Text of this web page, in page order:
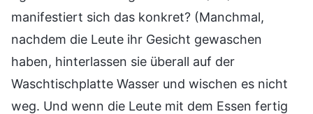
manifestiert sich das konkret? (Manchmal,
nachdem die Leute ihr Gesicht gewaschen
haben, hinterlassen sie überall auf der
Waschtischplatte Wasser und wischen es nicht
weg. Und wenn die Leute mit dem Essen fertig